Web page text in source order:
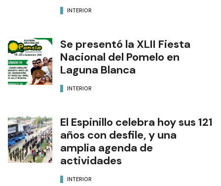
INTERIOR
Se presentó la XLII Fiesta
Nacional del Pomelo en
Laguna Blanca
INTERIOR
El Espinillo celebra hoy sus 121
años con desfile, y una
amplia agenda de
actividades
INTERIOR